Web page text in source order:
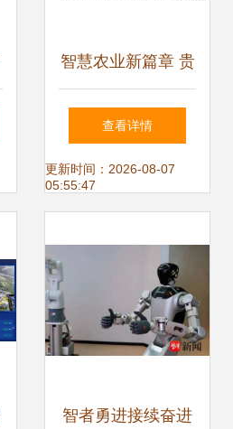
智慧农业新篇章 贵
州温室温湿度控制
系统与物联网技术
查看详情
更新时间：2026-08-07
05:55:47
智者勇进接续奋进